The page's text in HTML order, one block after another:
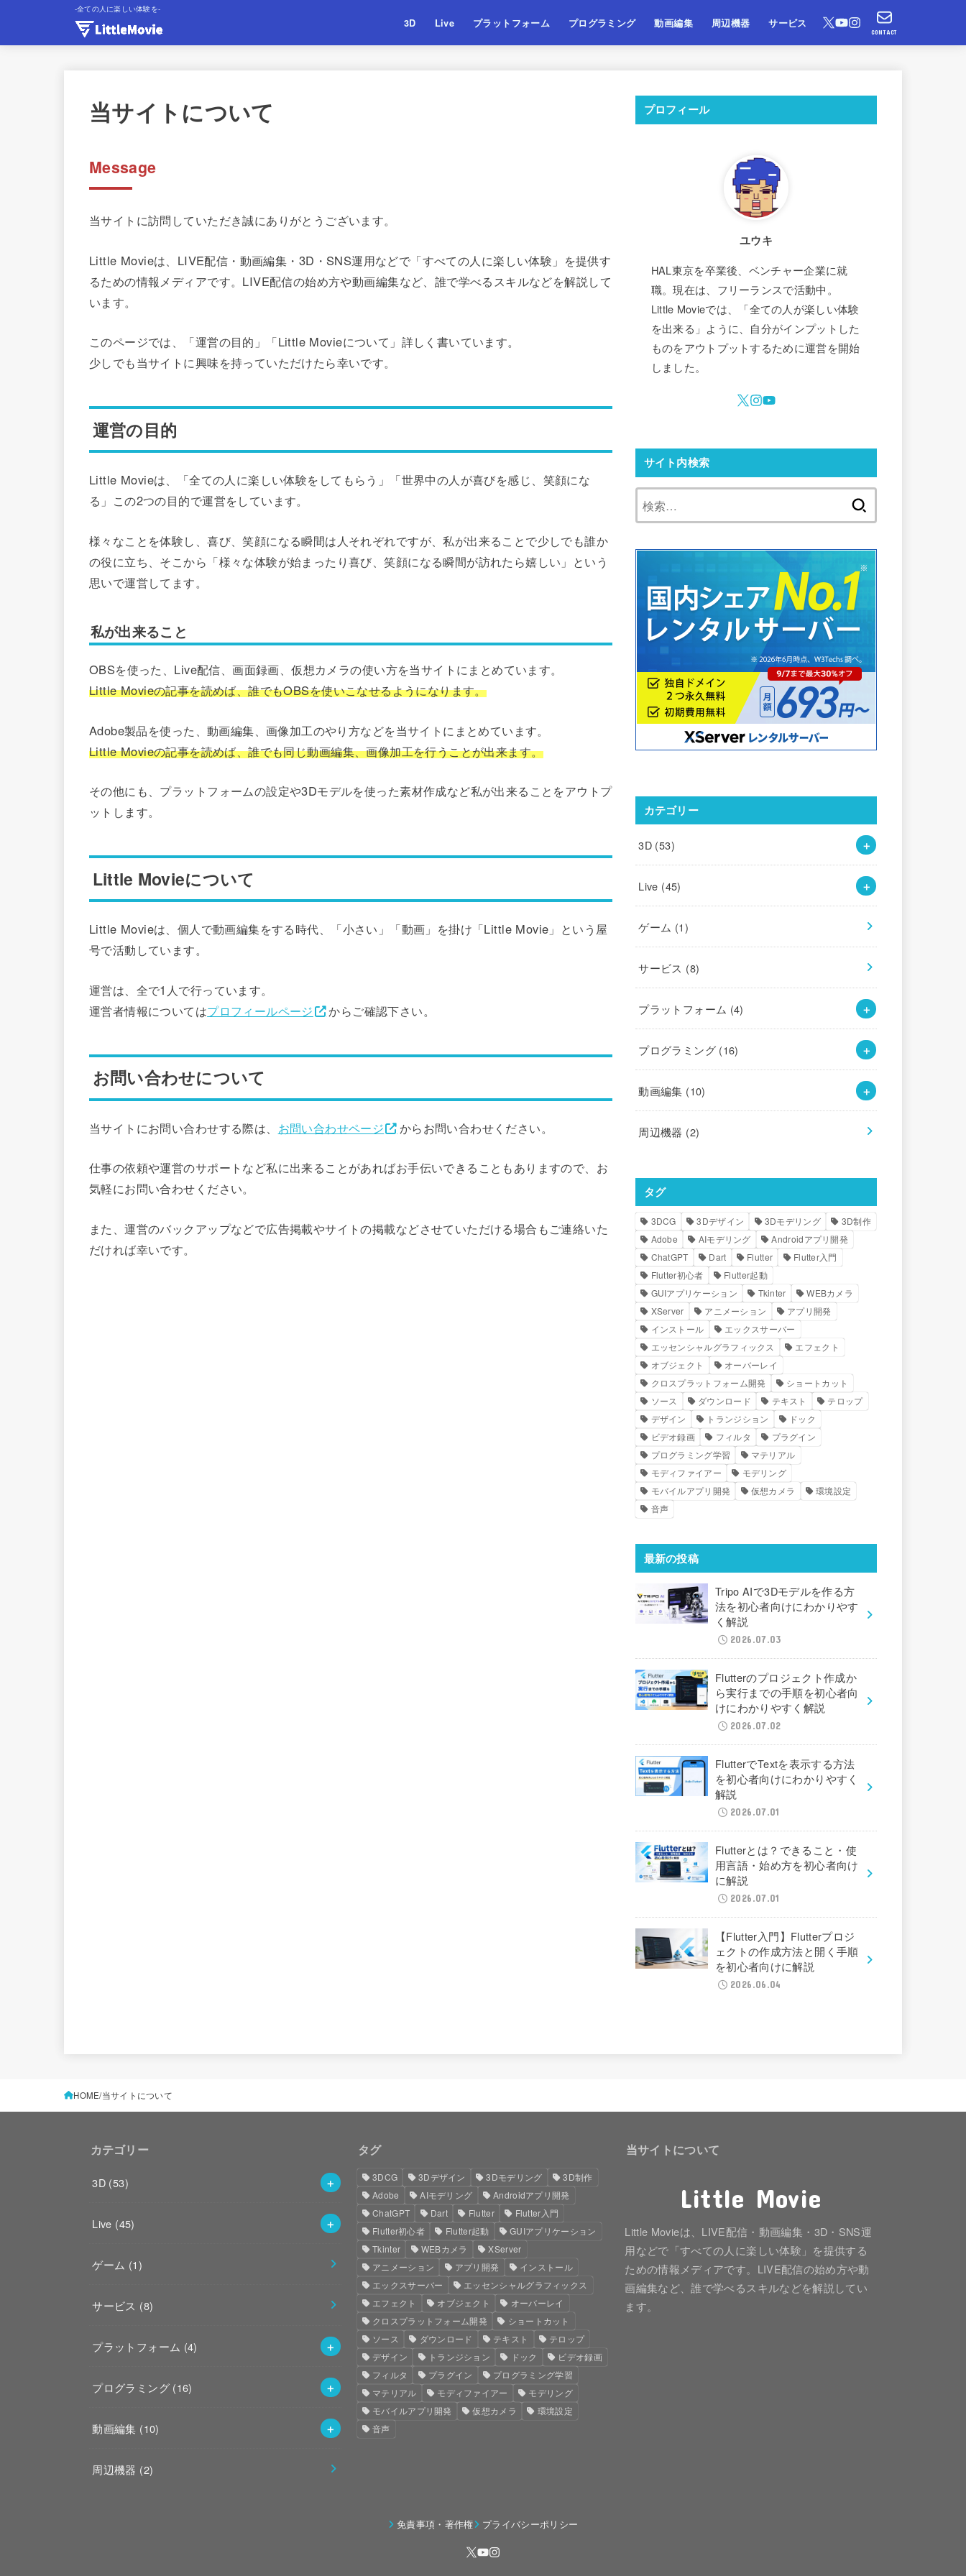
-全ての人に楽しい体験を-
3D Live プラットフォーム プログラミング 動画編集 周辺機器 サービス
CONTACT
当サイトについて
Message
当サイトに訪問していただき誠にありがとうございます。
Little Movieは、LIVE配信・動画編集・3D・SNS運用などで「すべての人に楽しい体験」を提供す
るための情報メディアです。LIVE配信の始め方や動画編集など、誰で学べるスキルなどを解説して
います。
このページでは、「運営の目的」「Little Movieについて」詳しく書いています。
少しでも当サイトに興味を持っていただけたら幸いです。
運営の目的
Little Movieは、「全ての人に楽しい体験をしてもらう」「世界中の人が喜びを感じ、笑顔にな
る」この2つの目的で運営をしています。
様々なことを体験し、喜び、笑顔になる瞬間は人それぞれですが、私が出来ることで少しでも誰か
の役に立ち、そこから「様々な体験が始まったり喜び、笑顔になる瞬間が訪れたら嬉しい」という
思いで運営してます。
私が出来ること
OBSを使った、Live配信、画面録画、仮想カメラの使い方を当サイトにまとめています。
Little Movieの記事を読めば、誰でもOBSを使いこなせるようになります。
Adobe製品を使った、動画編集、画像加工のやり方などを当サイトにまとめています。
Little Movieの記事を読めば、誰でも同じ動画編集、画像加工を行うことが出来ます。
その他にも、プラットフォームの設定や3Dモデルを使った素材作成など私が出来ることをアウトプ
ットします。
Little Movieについて
Little Movieは、個人で動画編集をする時代、「小さい」「動画」を掛け「Little Movie」という屋
号で活動しています。
運営は、全で1人で行っています。
運営者情報についてはプロフィールページ からご確認下さい。
お問い合わせについて
当サイトにお問い合わせする際は、 お問い合わせページ からお問い合わせください。
仕事の依頼や運営のサポートなど私に出来ることがあればお手伝いできることもありますので、お
気軽にお問い合わせください。
また、運営のバックアップなどで広告掲載やサイトの掲載などさせていただける場合もご連絡いた
だければ幸いです。
プロフィール
ユウキ
HAL東京を卒業後、ベンチャー企業に就
職。現在は、フリーランスで活動中。
Little Movieでは、「全ての人が楽しい体験
を出来る」ように、自分がインプットした
ものをアウトプットするために運営を開始
しました。
サイト内検索
カテゴリー
3D (53)
Live (45)
ゲーム (1)
サービス (8)
プラットフォーム (4)
プログラミング (16)
動画編集 (10)
周辺機器 (2)
タグ
3DCG 3Dデザイン 3Dモデリング
3D制作
Adobe
AIモデリング
Androidアプリ開発
ChatGPT
Dart Flutter
Flutter入門
Flutter初心者
Flutter起動
GUIアプリケーション
Tkinter
WEBカメラ
XServer
アニメーション
アプリ開発
インストール
エックスサーバー
エッセンシャルグラフィックス
エフェクト
オブジェクト
オーバーレイ
クロスプラットフォーム開発
ショートカット
ソース
ダウンロード テキスト
テロップ
デザイン
トランジション
ドック
ビデオ録画
フィルタ
プラグイン
プログラミング学習
マテリアル
モディファイアー
モデリング
モバイルアプリ開発
仮想カメラ
環境設定
音声
最新の投稿
Tripo AIで3Dモデルを作る方
法を初心者向けにわかりやす
く解説
2026.07.03
Flutterのプロジェクト作成か
ら実行までの手順を初心者向
けにわかりやすく解説
2026.07.02
FlutterでTextを表示する方法
を初心者向けにわかりやすく
解説
2026.07.01
Flutterとは？できること・使
用言語・始め方を初心者向け
に解説
2026.07.01
【Flutter入門】Flutterプロジ
ェクトの作成方法と開く手順
を初心者向けに解説
2026.06.04
HOME 当サイトについて
カテゴリー
3D (53)
Live (45)
ゲーム (1)
サービス (8)
プラットフォーム (4)
プログラミング (16)
動画編集 (10)
周辺機器 (2)
タグ
3DCG 3Dデザイン 3Dモデリング
3D制作
Adobe
AIモデリング
Androidアプリ開発
ChatGPT
Dart Flutter
Flutter入門
Flutter初心者
Flutter起動
GUIアプリケーション
Tkinter
WEBカメラ
XServer
アニメーション
アプリ開発
インストール
エックスサーバー
エッセンシャルグラフィックス
エフェクト
オブジェクト
オーバーレイ
クロスプラットフォーム開発
ショートカット
ソース
ダウンロード テキスト
テロップ
デザイン
トランジション ドック
ビデオ録画
フィルタ
プラグイン
プログラミング学習
マテリアル
モディファイアー
モデリング
モバイルアプリ開発
仮想カメラ
環境設定
音声
当サイトについて
Little Movie
Little Movieは、LIVE配信・動画編集・3D・SNS運
用などで「すべての人に楽しい体験」を提供する
ための情報メディアです。LIVE配信の始め方や動
画編集など、誰で学べるスキルなどを解説してい
ます。
免責事項・著作権 プライバシーポリシー